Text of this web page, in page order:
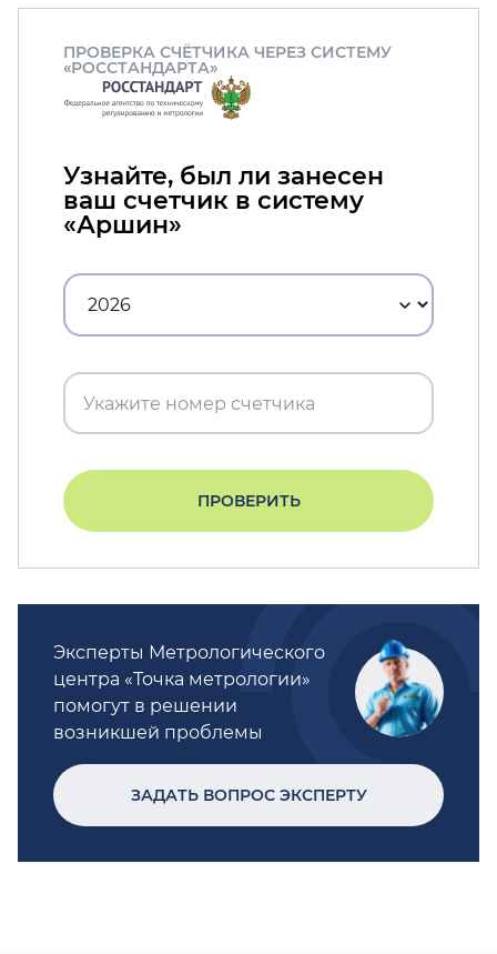
ПРОВЕРКА СЧЁТЧИКА ЧЕРЕЗ СИСТЕМУ
«РОССТАНДАРТА»
Узнайте, был ли занесен
ваш счетчик в систему
«Аршин»
ПРОВЕРИТЬ
Эксперты Метрологического
центра «Точка метрологии»
помогут в решении
возникшей проблемы
ЗАДАТЬ ВОПРОС ЭКСПЕРТУ